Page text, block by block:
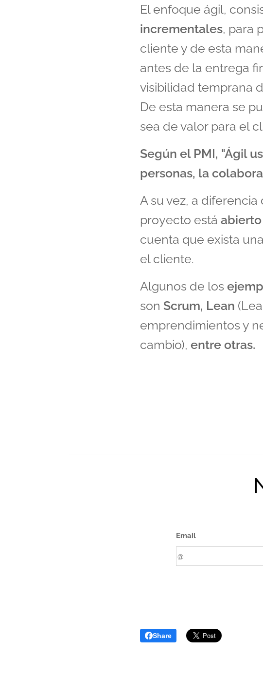
El enfoque ágil,
incrementales, para
cliente y de esta
antes de la entrega
visibilidad temprana
De esta manera se
sea de valor para el
Según el PMI, "Ágil
personas, la
A su vez, a
proyecto está
cuenta que exista
el cliente.
Algunos de los
son Scrum, Lean
emprendimientos y
cambio), entre otras.
Email
Share